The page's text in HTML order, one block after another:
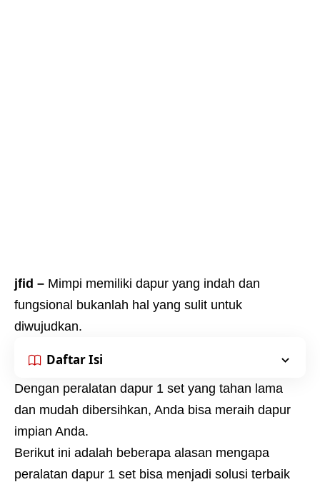
jfid – Mimpi memiliki dapur yang indah dan
fungsional bukanlah hal yang sulit untuk
diwujudkan.
Daftar Isi
Dengan peralatan dapur 1 set yang tahan lama
dan mudah dibersihkan, Anda bisa meraih dapur
impian Anda.
Berikut ini adalah beberapa alasan mengapa
peralatan dapur 1 set bisa menjadi solusi terbaik